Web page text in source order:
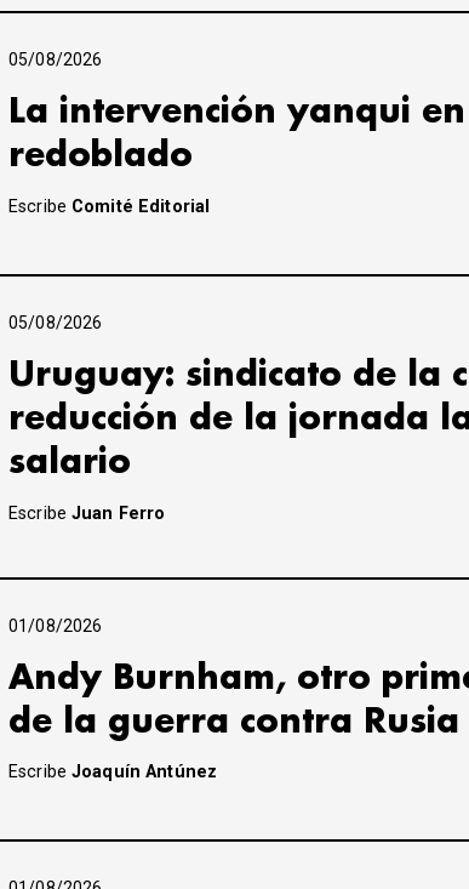
05/08/2026
La intervención yanqui
redoblado
Escribe Comité Editorial
05/08/2026
Uruguay: sindicato de la
reducción de la jornada
salario
EscribeJuan Ferro
01/08/2026
Andy Burnham, otro
de la guerra contra Rusia
EscribeJoaquín Antúnez